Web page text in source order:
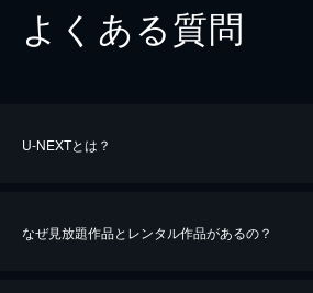
よくある質問
U-NEXTとは？
なぜ見放題作品とレンタル作品があるの？